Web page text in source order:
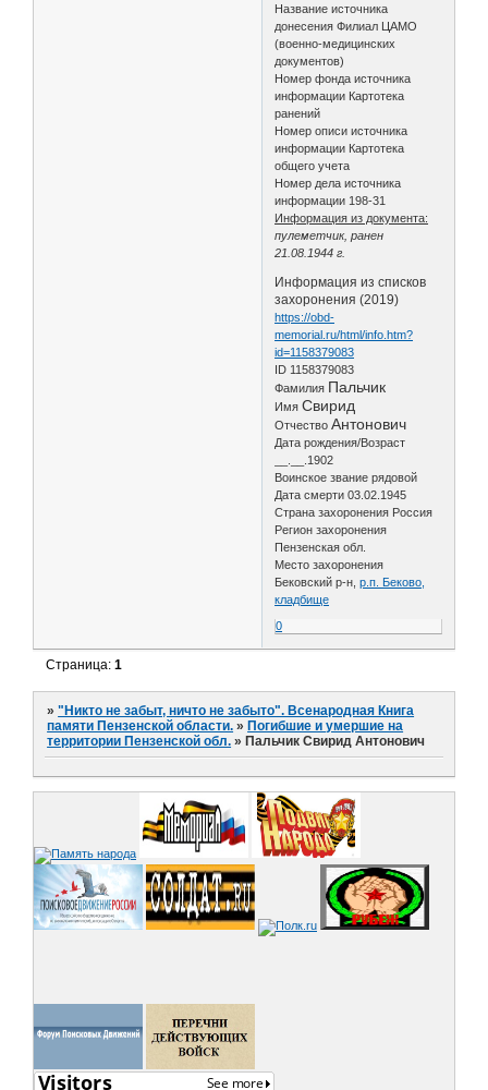
Название источника
донесения Филиал ЦАМО
(военно-медицинских
документов)
Номер фонда источника
информации Картотека
ранений
Номер описи источника
информации Картотека
общего учета
Номер дела источника
информации 198-31
Информация из документа:
пулеметчик, ранен
21.08.1944 г.
Информация из списков
захоронения (2019)
https://obd-
memorial.ru/html/info.htm?
id=1158379083
ID 1158379083
Фамилия Пальчик
ИмяСвирид
ОтчествоАнтонович
Дата рождения/Возраст
__.__.1902
Воинское звание рядовой
Дата смерти 03.02.1945
Страна захоронения Россия
Регион захоронения
Пензенская обл.
Место захоронения
Бековский р-н,р.п. Беково,
кладбище
0
Страница:1
»"Никто не забыт, ничто не забыто". Всенародная Книга
памяти Пензенской области. »Погибшие и умершие на
территории Пензенской обл. »Пальчик Свирид Антонович